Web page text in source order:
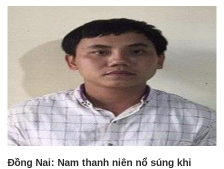
Đồng Nai: Nam thanh niên nổ súng khi